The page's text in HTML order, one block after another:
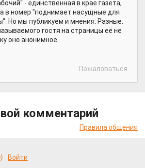
- единственная в крае газета,
в номер "поднимает насущные для
Но мы публикуем и мнения. Разные.
гостя на страницы её не
оно анонимное.
Пожаловаться
комментарий
Правила общения
Войти